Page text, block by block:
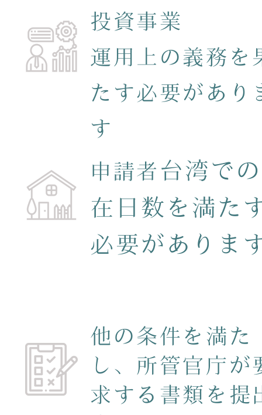
投資事業
運用上の義務を
たす必要があり
す
申請者台湾で
在日数を満た
必要がありま
他の条件を満た
し、所管官庁が
求する書類を提